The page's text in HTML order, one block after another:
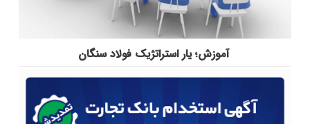
آموزش؛ یار استراتژیک فولاد سنگان